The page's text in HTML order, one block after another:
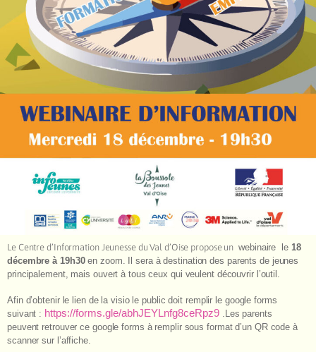
Le Centre d’Information Jeunesse du Val d’Oise propose un webinaire le 18
décembre à 19h30en zoom. Il sera à destination des parents de jeunes
principalement, mais ouvert à tous ceux qui veulent découvrir l’outil.
Afin d’obtenir le lien de la visio le public doit remplir le google forms
suivant : https://forms.gle/abhJEYLnfg8ceRpz9 .Les parents
peuvent retrouver ce google forms à remplir sous format d’un QR code à
scanner sur l’affiche.